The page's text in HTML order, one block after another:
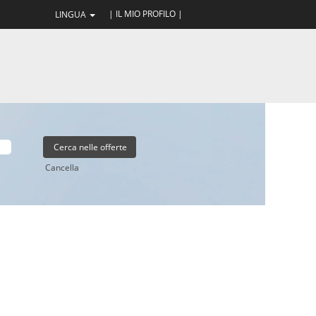
LINGUA | IL MIO PROFILO |
Cancella